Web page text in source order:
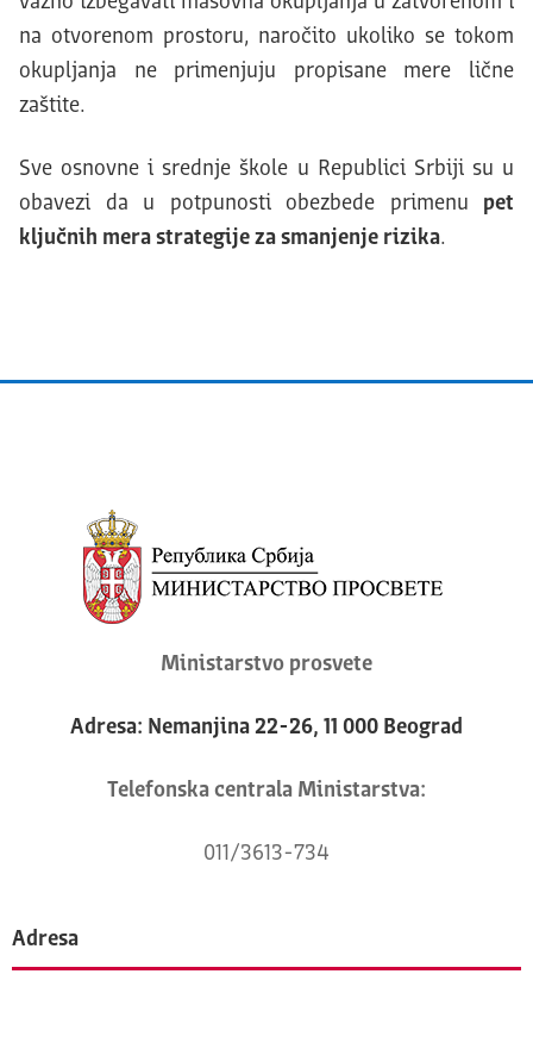
na otvorenom prostoru, naročito ukoliko se tokom
okupljanja ne primenjuju propisane mere lične
zaštite.
Sve osnovne i srednje škole u Republici Srbiji su u
obavezi da u potpunosti obezbede primenu pet
ključnih mera strategije za smanjenje rizika.
Ministarstvo prosvete
Adresa: Nemanjina 22-26, 11 000 Beograd
Telefonska centrala Ministarstva:
011/3613-734
Adresa